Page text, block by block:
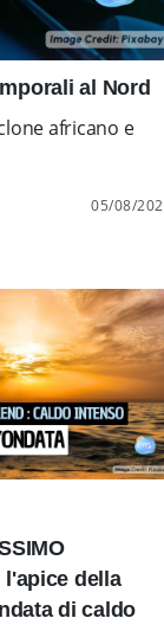
al Nord
africano e
05/08/
l'apice della
di caldo